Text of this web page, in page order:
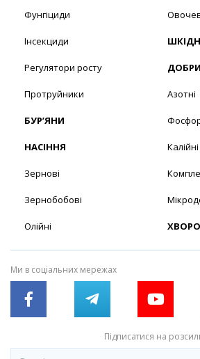
Фунгіциди
Інсекциди
Регулятори росту
Протруйники
БУР’ЯНИ
НАСІННЯ
Зернові
Зернобобові
Олійні
Азотні
Калійні
Ми в соціальних мережах
Підписатися на